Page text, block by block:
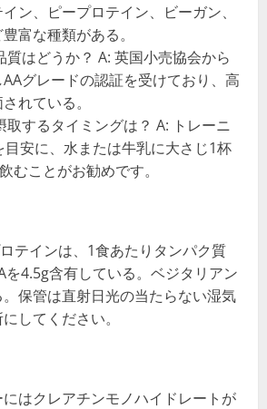
ン、ピープロテイン、ビーガン、
富な種類がある。
質はどうか？ A: 英国小売協会から
グレードの認証を受けており、高
れている。
取するタイミングは？ A: トレーニ
目安に、水または牛乳に大さじ1杯
むことがお勧めです。
テインは、1食あたりタンパク質
を4.5g含有している。ベジタリアン
保管は直射日光の当たらない湿気
してください。
はクレアチンモノハイドレートが